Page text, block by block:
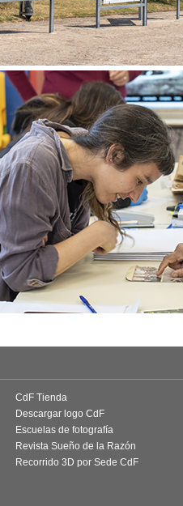
CdF Tienda
Descargar logo CdF
Escuelas de fotografía
Revista Sueño de la Razón
Recorrido 3D por Sede CdF